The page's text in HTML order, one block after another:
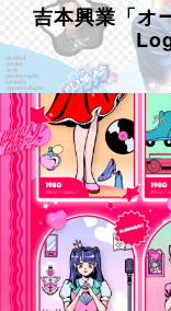
吉本興業「オ